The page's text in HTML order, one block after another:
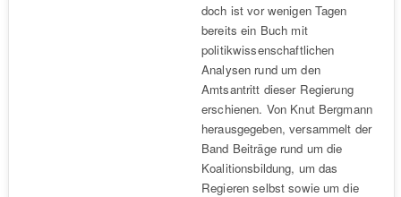
doch ist vor wenigen Tagen
bereits ein Buch mit
politikwissenschaftlichen
Analysen rund um den
Amtsantritt dieser Regierung
erschienen. Von Knut Bergmann
herausgegeben, versammelt der
Band Beiträge rund um die
Koalitionsbildung, um das
Regieren selbst sowie um die